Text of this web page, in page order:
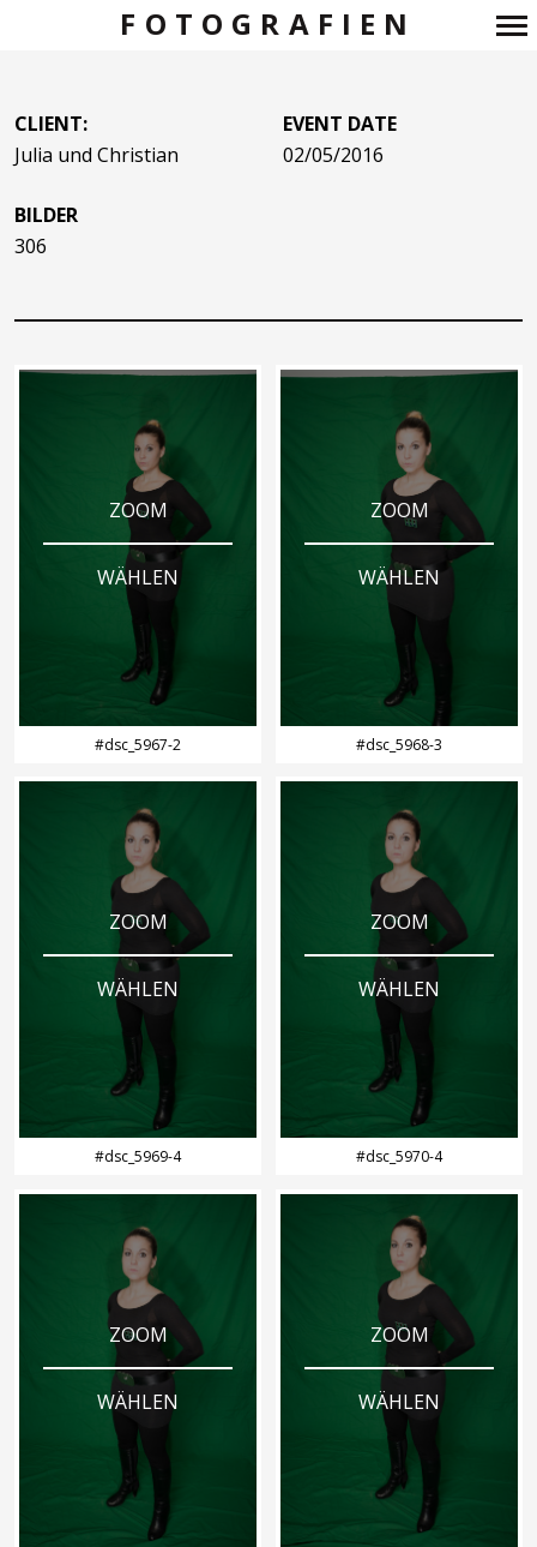
FOTOGRAFIEN
CLIENT:
Julia und Christian
EVENT DATE
02/05/2016
BILDER
306
ZOOM
WÄHLEN
#dsc_5967-2
ZOOM
WÄHLEN
#dsc_5968-3
ZOOM
WÄHLEN
#dsc_5969-4
ZOOM
WÄHLEN
#dsc_5970-4
ZOOM
WÄHLEN
ZOOM
WÄHLEN